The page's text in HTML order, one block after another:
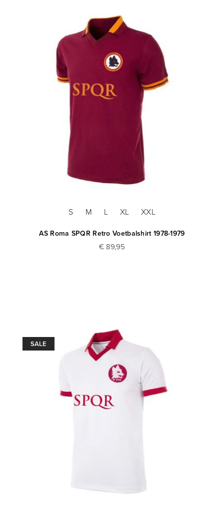
S M L XL XXL
AS Roma SPQR Retro Voetbalshirt 1978-1979
€ 89,95
SALE